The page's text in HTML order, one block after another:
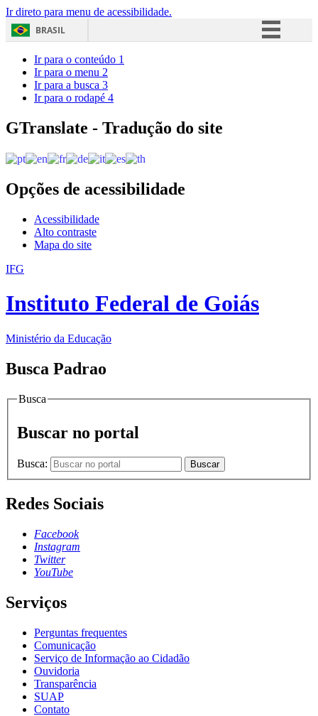
Ir direto para menu de acessibilidade.
BRASIL
Acesso à informação
Ir para o conteúdo 1
Ir para o menu 2
Ir para a busca 3
Ir para o rodapé 4
GTranslate - Tradução do site
Opções de acessibilidade
Acessibilidade
Alto contraste
Mapa do site
IFG
Instituto Federal de Goiás
Ministério da Educação
Busca Padrao
Busca
Buscar no portal
Busca: Buscar
Redes Sociais
Facebook
Instagram
Twitter
YouTube
Serviços
Perguntas frequentes
Comunicação
Serviço de Informação ao Cidadão
Ouvidoria
Transparência
SUAP
Contato